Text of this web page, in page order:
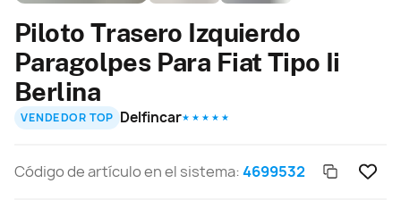
Piloto Trasero Izquierdo
Paragolpes Para Fiat Tipo Ii
Berlina
VENDEDOR TOP Delfincar★ ★ ★ ★ ★
Código de artículo en el sistema:4699532